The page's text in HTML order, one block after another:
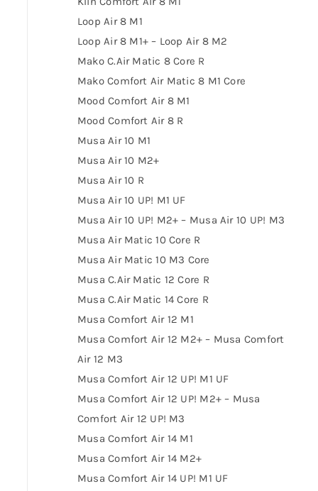
Loop Air 8 M1
Loop Air 8 M1+ – Loop Air 8 M2
Mako C.Air Matic 8 Core R
Mako Comfort Air Matic 8 M1 Core
Mood Comfort Air 8 M1
Mood Comfort Air 8 R
Musa Air 10 M1
Musa Air 10 M2+
Musa Air 10 R
Musa Air 10 UP! M1 UF
Musa Air 10 UP! M2+ – Musa Air 10 UP! M3
Musa Air Matic 10 Core R
Musa Air Matic 10 M3 Core
Musa C.Air Matic 12 Core R
Musa C.Air Matic 14 Core R
Musa Comfort Air 12 M1
Musa Comfort Air 12 M2+ – Musa Comfort
Air 12 M3
Musa Comfort Air 12 UP! M1 UF
Musa Comfort Air 12 UP! M2+ – Musa
Comfort Air 12 UP! M3
Musa Comfort Air 14 M1
Musa Comfort Air 14 M2+
Musa Comfort Air 14 UP! M1 UF